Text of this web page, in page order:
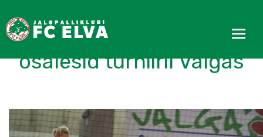
FC Elva tüdrukud
osalesid turniiril Valgas